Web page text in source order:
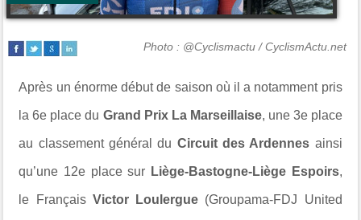
Photo : @Cyclismactu / CyclismActu.net
Après un énorme début de saison où il a notamment pris
la 6e place du Grand Prix La Marseillaise, une 3e place
au classement général du Circuit des Ardennes ainsi
qu’une 12e place sur Liège-Bastogne-Liège Espoirs,
le Français Victor Loulergue (Groupama-FDJ United